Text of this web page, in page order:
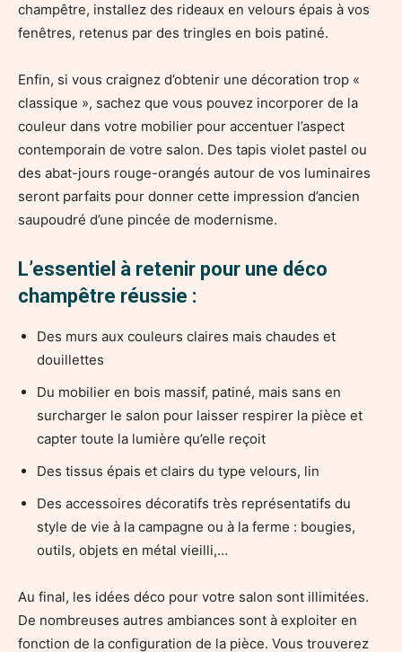
champêtre, installez des rideaux en velours épais à vos
fenêtres, retenus par des tringles en bois patiné.
Enfin, si vous craignez d’obtenir une décoration trop «
classique », sachez que vous pouvez incorporer de la
couleur dans votre mobilier pour accentuer l’aspect
contemporain de votre salon. Des tapis violet pastel ou
des abat-jours rouge-orangés autour de vos luminaires
seront parfaits pour donner cette impression d’ancien
saupoudré d’une pincée de modernisme.
L’essentiel à retenir pour une déco
champêtre réussie :
Des murs aux couleurs claires mais chaudes et
douillettes
Du mobilier en bois massif, patiné, mais sans en
surcharger le salon pour laisser respirer la pièce et
capter toute la lumière qu’elle reçoit
Des tissus épais et clairs du type velours, lin
Des accessoires décoratifs très représentatifs du
style de vie à la campagne ou à la ferme : bougies,
outils, objets en métal vieilli,…
Au final, les idées déco pour votre salon sont illimitées.
De nombreuses autres ambiances sont à exploiter en
fonction de la configuration de la pièce. Vous trouverez